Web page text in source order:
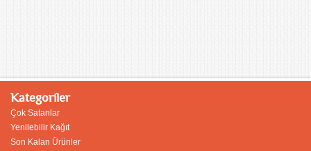
Kategoriler
Çok Satanlar
Yenilebilir Kağıt
Son Kalan Ürünler